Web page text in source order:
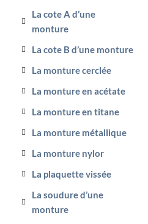
La cote A d’une
monture
La cote B d’une monture
La monture cerclée
La monture en acétate
La monture en titane
La monture métallique
La monture nylor
La plaquette vissée
La soudure d’une
monture